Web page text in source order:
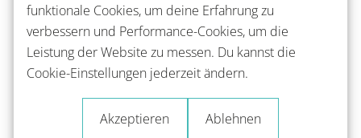
funktionale Cookies, um deine Erfahrung zu
verbessern und Performance-Cookies, um die
Leistung der Website zu messen. Du kannst die
Cookie-Einstellungen jederzeit ändern.
Akzeptieren Ablehnen